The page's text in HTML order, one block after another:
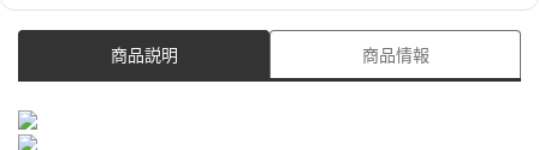
商品説明 商品情報